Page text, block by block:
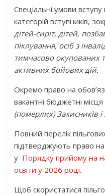
Спеціальні умови
категорій вступників,
дітей-сиріт, дітей,
піклування, осіб з
тимчасово окупованих
активних бойових дій.
Окремо право на
вакантні бюджетні
(померлих) Захисників
Повний перелік
підтверджують право на
у Порядку прийому на
освіти у 2026 році.
Щоб скористатися